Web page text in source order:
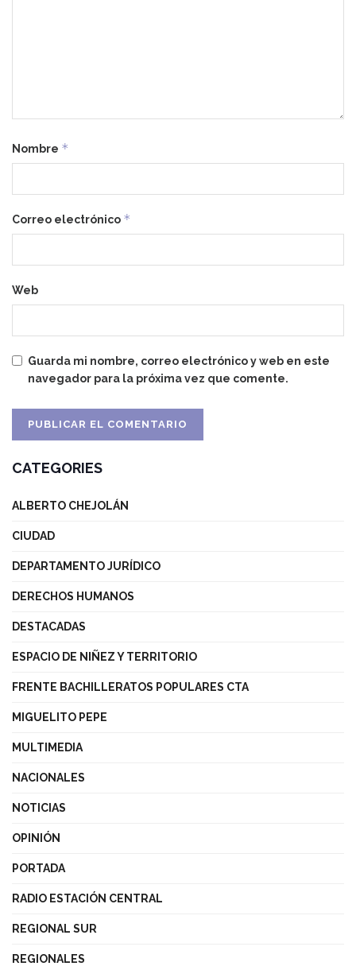
Nombre *
Correo electrónico *
Web
Guarda mi nombre, correo electrónico y web en este
navegador para la próxima vez que comente.
CATEGORIES
ALBERTO CHEJOLÁN
CIUDAD
DEPARTAMENTO JURÍDICO
DERECHOS HUMANOS
DESTACADAS
ESPACIO DE NIÑEZ Y TERRITORIO
FRENTE BACHILLERATOS POPULARES CTA
MIGUELITO PEPE
MULTIMEDIA
NACIONALES
NOTICIAS
OPINIÓN
PORTADA
RADIO ESTACIÓN CENTRAL
REGIONAL SUR
REGIONALES